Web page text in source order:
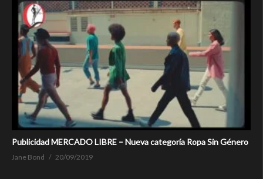
Publicidad MERCADO LIBRE – Nueva categoría Ropa Sin Género
Jane Bond 20/09/2019